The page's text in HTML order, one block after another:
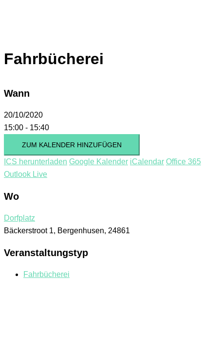
Fahrbücherei
Wann
20/10/2020
15:00 - 15:40
ZUM KALENDER HINZUFÜGEN
ICS herunterladen Google Kalender iCalendar Office 365
Outlook Live
Wo
Dorfplatz
Bäckerstroot 1, Bergenhusen, 24861
Veranstaltungstyp
Fahrbücherei